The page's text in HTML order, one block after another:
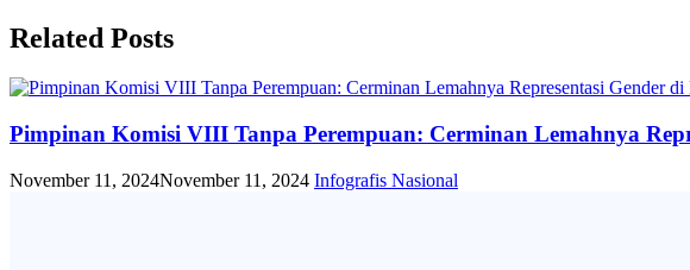
Related Posts
Pimpinan Komisi VIII Tanpa Perempuan: Cerminan Lemahnya
November 11, 2024November 11, 2024 Infografis Nasional